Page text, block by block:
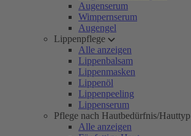
Augenserum
Wimpernserum
Augengel
Lippenpflege
Alle anzeigen
Lippenbalsam
Lippenmasken
Lippenöl
Lippenpeeling
Lippenserum
Pflege nach Hautbedürfnis/Hauttyp
Alle anzeigen